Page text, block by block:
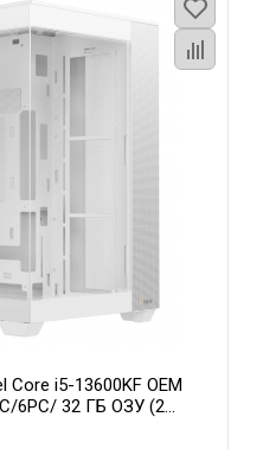
i5-13600KF OEM
6PC/ 32 ГБ ОЗУ (2
OC 8GB